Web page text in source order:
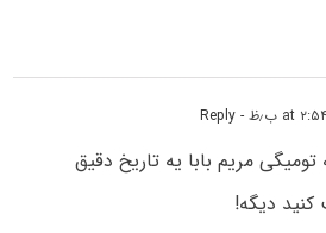
- Reply
مریم بابا یه تاریخ دقیق
کنید دیگه!